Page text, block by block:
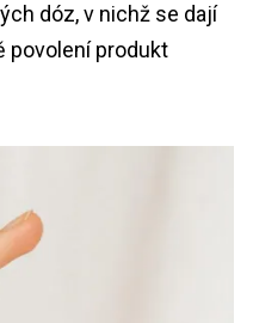
dóz, v nichž se dají
povolení produkt